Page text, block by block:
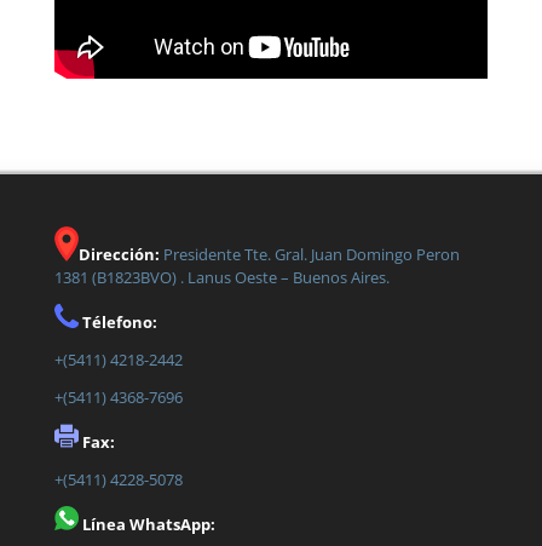
Dirección: Presidente Tte. Gral. Juan Domingo Peron
1381 (B1823BVO) . Lanus Oeste – Buenos Aires.
Télefono:
+(5411) 4218-2442
+(5411) 4368-7696
Fax:
+(5411) 4228-5078
Línea WhatsApp: